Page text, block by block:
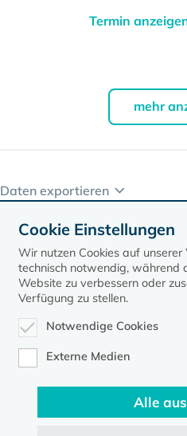
Termin
mehr
Daten exportieren
Kontakt
Evangelische Kirche in
Cookie Einstellungen
Wir nutzen Cookies auf
technisch notwendig, während
Website zu verbessern oder
Verfügung zu stellen.
Notwendige Cookies
Externe Medien
Alle